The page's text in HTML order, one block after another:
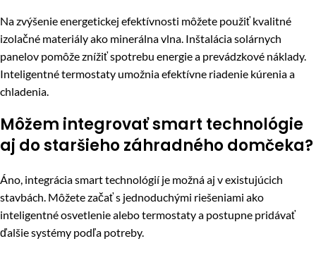
Na zvýšenie energetickej efektívnosti môžete použiť kvalitné
izolačné materiály ako minerálna vlna. Inštalácia solárnych
panelov pomôže znížiť spotrebu energie a prevádzkové náklady.
Inteligentné termostaty umožnia efektívne riadenie kúrenia a
chladenia.
Môžem integrovať smart technológie
aj do staršieho záhradného domčeka?
Áno, integrácia smart technológií je možná aj v existujúcich
stavbách. Môžete začať s jednoduchými riešeniami ako
inteligentné osvetlenie alebo termostaty a postupne pridávať
ďalšie systémy podľa potreby.